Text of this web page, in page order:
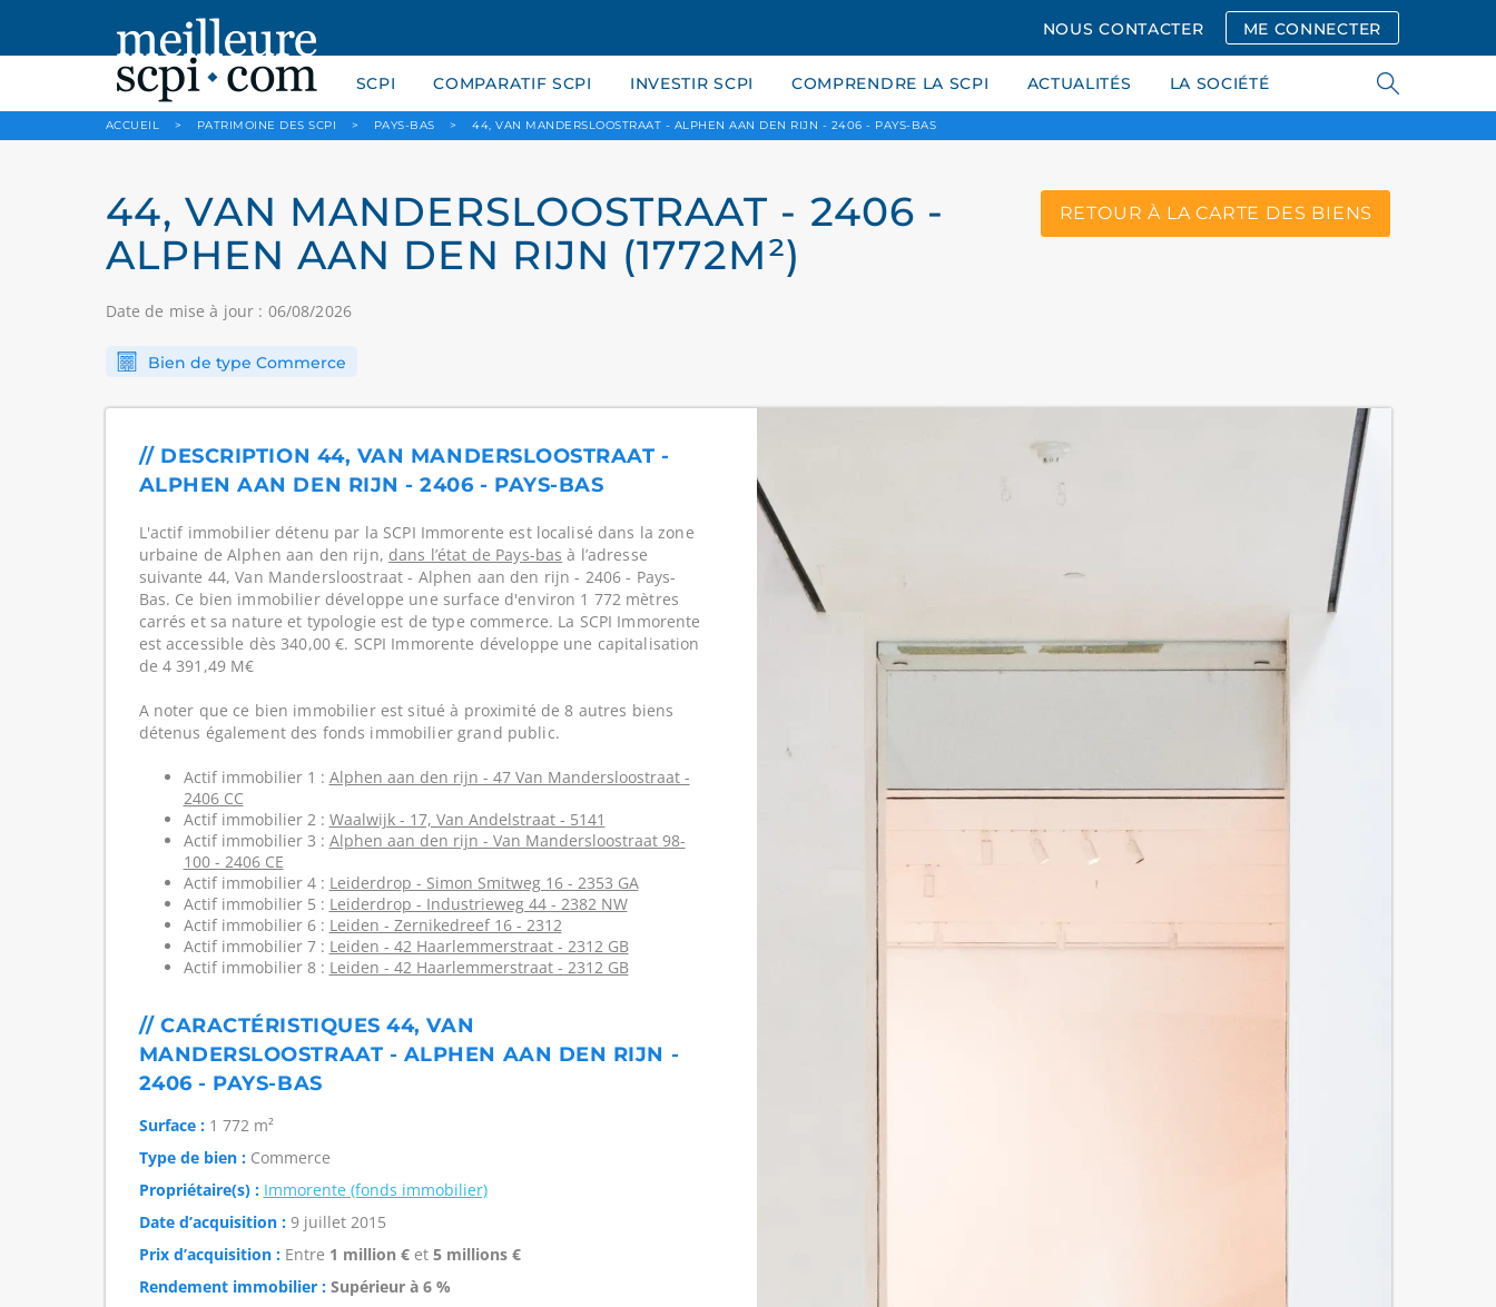
NOUS CONTACTER ME CONNECTER
SCPI COMPARATIF SCPI INVESTIR SCPI COMPRENDRE LA SCPI ACTUALITÉS LA SOCIÉTÉ
ACCUEIL > PATRIMOINE DES SCPI > PAYS-BAS > 44, VAN MANDERSLOOSTRAAT - ALPHEN AAN DEN RIJN - 2406 - PAYS-BAS
44, VAN MANDERSLOOSTRAAT - 2406 -
ALPHEN AAN DEN RIJN (1772M²)
Date de mise à jour : 06/08/2026
RETOUR À LA CARTE DES BIENS
Bien de type Commerce
// DESCRIPTION 44, VAN MANDERSLOOSTRAAT -
ALPHEN AAN DEN RIJN - 2406 - PAYS-BAS
L'actif immobilier détenu par la SCPI Immorente est localisé dans la zone
urbaine de Alphen aan den rijn, dans l’état de Pays-bas à l’adresse
suivante 44, Van Mandersloostraat - Alphen aan den rijn - 2406 - Pays-
Bas. Ce bien immobilier développe une surface d'environ 1 772 mètres
carrés et sa nature et typologie est de type commerce. La SCPI Immorente
est accessible dès 340,00 €. SCPI Immorente développe une capitalisation
de 4 391,49 M€
A noter que ce bien immobilier est situé à proximité de 8 autres biens
détenus également des fonds immobilier grand public.
Actif immobilier 1 : Alphen aan den rijn - 47 Van Mandersloostraat -
2406 CC
Actif immobilier 2 : Waalwijk - 17, Van Andelstraat - 5141
Actif immobilier 3 : Alphen aan den rijn - Van Mandersloostraat 98-
100 - 2406 CE
Actif immobilier 4 : Leiderdrop - Simon Smitweg 16 - 2353 GA
Actif immobilier 5 : Leiderdrop - Industrieweg 44 - 2382 NW
Actif immobilier 6 : Leiden - Zernikedreef 16 - 2312
Actif immobilier 7 : Leiden - 42 Haarlemmerstraat - 2312 GB
Actif immobilier 8 : Leiden - 42 Haarlemmerstraat - 2312 GB
// CARACTÉRISTIQUES 44, VAN
MANDERSLOOSTRAAT - ALPHEN AAN DEN RIJN -
2406 - PAYS-BAS
Surface :1 772 m²
Type de bien :Commerce
Propriétaire(s) : Immorente (fonds immobilier)
Date d’acquisition :9 juillet 2015
Prix d’acquisition :Entre 1 million €et 5 millions €
Rendement immobilier : Supérieur à 6 %